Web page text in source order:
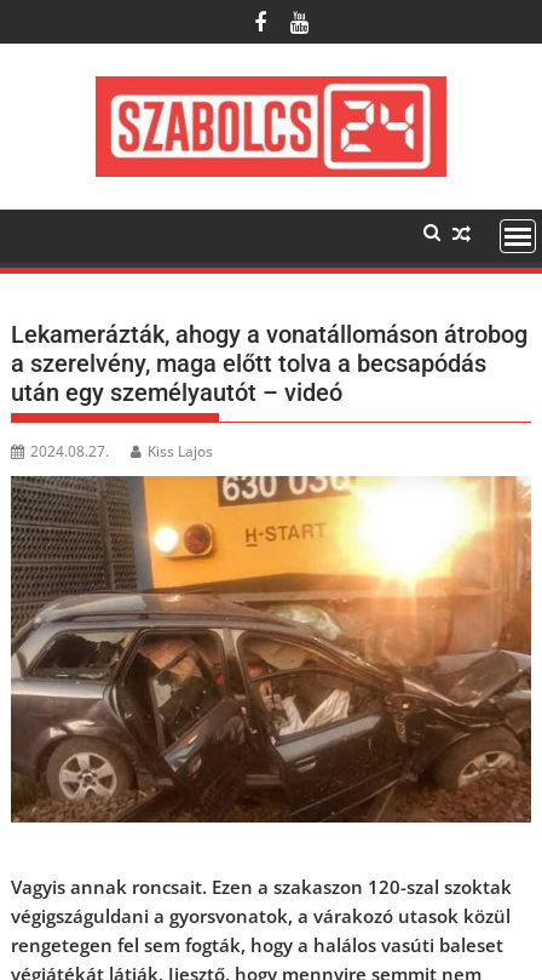
to
Lekamerázták, ahogy a vonatállomáson átrobog
a szerelvény, maga előtt tolva a becsapódás
után egy személyautót – videó
2024.08.27. Kiss Lajos
Vagyis annak roncsait. Ezen a szakaszon 120-szal szoktak
végigszáguldani a gyorsvonatok, a várakozó utasok közül
rengetegen fel sem fogták, hogy a halálos vasúti baleset
végjátékát látják. Ijesztő, hogy mennyire semmit nem